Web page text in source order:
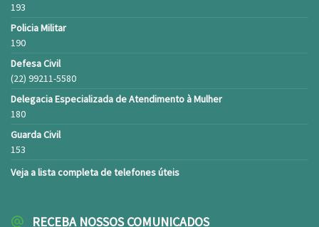
001/2025
2025
193
Policia Militar
190
Defesa Civil
(22) 99211-5580
Delegacia Especializada de Atendimento à Mulher
180
Guarda Civil
153
Veja a lista completa de telefones úteis
RECEBA NOSSOS COMUNICADOS